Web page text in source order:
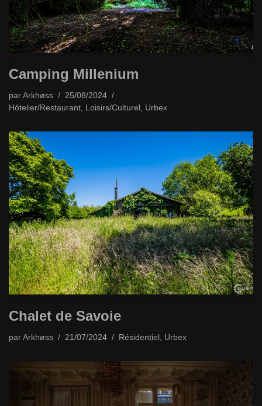
Camping Millenium
par Arkhøss
25/08/2024
Hôtelier/Restaurant, Loisirs/Culturel , Urbex
Chalet de Savoie
par Arkhøss 21/07/2024 Résidentiel Urbex